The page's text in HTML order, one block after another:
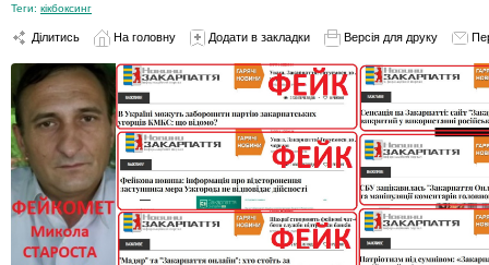
Теги: кікбоксинг
Ділитись На головну Додати в закладки Версія для друку